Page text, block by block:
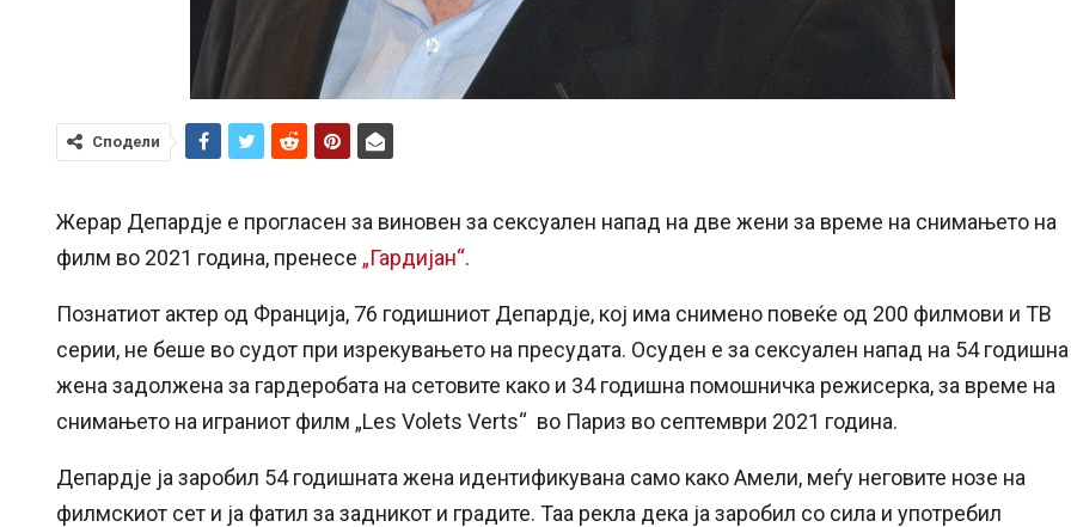
Сподели
Жерар Депардје е прогласен за виновен за сексуален напад на две жени за време на снимањето на
филм во 2021 година, пренесе „Гардијан“.
Познатиот актер од Франција, 76 годишниот Депардје, кој има снимено повеќе од 200 филмови и ТВ
серии, не беше во судот при изрекувањето на пресудата. Осуден е за сексуален напад на 54 годишна
жена задолжена за гардеробата на сетовите како и 34 годишна помошничка режисерка, за време на
снимањето на играниот филм „Les Volets Verts“ во Париз во септември 2021 година.
Депардје ја заробил 54 годишната жена идентификувана само како Амели, меѓу неговите нозе на
филмскиот сет и ја фатил за задникот и градите. Таа рекла дека ја заробил со сила и употребил